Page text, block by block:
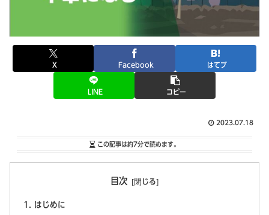
X Facebook はてブ
LINE コピー
2023.07.18
この記事は約7分で読めます。
目次
はじめに